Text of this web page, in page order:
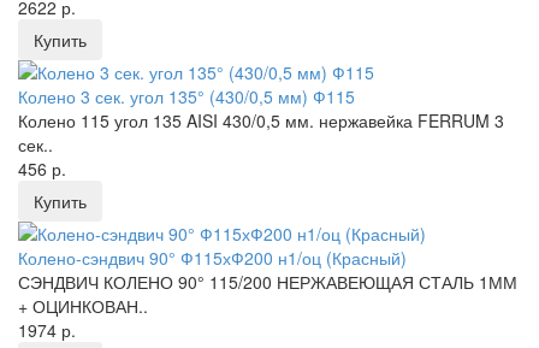
2622 р.
Купить
Колено 3 сек. угол 135° (430/0,5 мм) Ф115
Колено 115 угол 135 AISI 430/0,5 мм. нержавейка FERRUM 3
сек..
456 р.
Купить
Колено-сэндвич 90° Ф115хФ200 н1/оц (Красный)
СЭНДВИЧ КОЛЕНО 90° 115/200 НЕРЖАВЕЮЩАЯ СТАЛЬ 1ММ
+ ОЦИНКОВАН..
1974 р.